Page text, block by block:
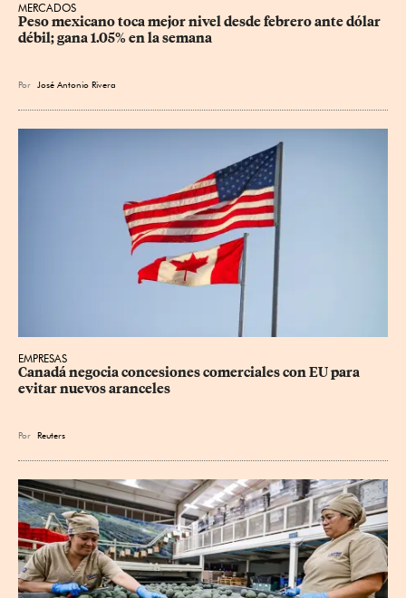
MERCADOS
Peso mexicano toca mejor nivel desde febrero ante dólar
débil; gana 1.05% en la semana
Por José Antonio Rivera
EMPRESAS
Canadá negocia concesiones comerciales con EU para
evitar nuevos aranceles
Por Reuters